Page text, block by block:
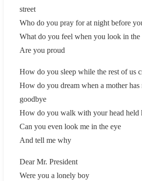
street
Who do you pray for at night before
What do you feel when you look in
Are you proud
How do you sleep while the rest of us
How do you dream when a mother has
goodbye
How do you walk with your head held
Can you even look me in the eye
And tell me why
Dear Mr. President
Were you a lonely boy